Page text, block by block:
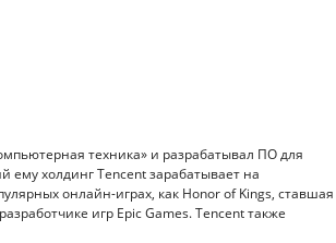
техника» и разрабатывал ПО для
холдинг Tencent зарабатывает на
онлайн-играх, как Honor of Kings, ставшая
игр Epic Games. Tencent также